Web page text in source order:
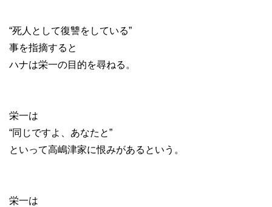
“死人として復讐をしている”
事を指摘すると
ハナは栄一の目的を尋ねる。
栄一は
“同じですよ、あなたと”
といって高嶋津家に恨みがあるという。
栄一は